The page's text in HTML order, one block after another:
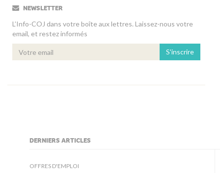
NEWSLETTER
L’Info-COJ dans votre boîte aux lettres. Laissez-nous votre
email, et restez informés
S'inscrire
DERNIERS ARTICLES
OFFRES D'EMPLOI